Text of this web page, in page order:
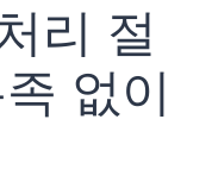
리 절
없이